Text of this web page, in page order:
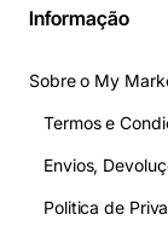
Informação
Sobre o My
Termos e
Politica de